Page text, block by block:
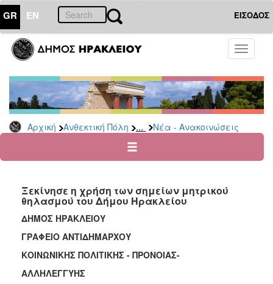
GR EN ΕΙΣΟΔΟΣ
Toggle
Αρχική Ανθεκτική Πόλη ... Νέα - Ανακοινώσεις
ΑΝΘΕΚΤΙΚΗ
ΠΟΛΗ
Κοινωνική
Πολιτική
Νέα
Ανακοινώσεις
για
Οικονομική
Αδυναμία
Φυσικές
Καταστροφές
Κέντρα
Ξεκίνησε η χρήση των σημείων μητρικού
θηλασμού του Δήμου Ηρακλείου
ΔΗΜΟΣ ΗΡΑΚΛΕΙΟΥ
ΓΡΑΦΕΙΟ ΑΝΤΙΔΗΜΑΡΧΟΥ
ΚΟΙΝΩΝΙΚΗΣ ΠΟΛΙΤΙΚΗΣ - ΠΡΟΝΟΙΑΣ-
ΑΛΛΗΛΕΓΓΥΗΣ